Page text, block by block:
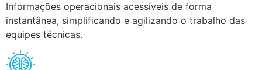
Informações operacionais acessíveis de forma
instantânea, simplificando e agilizando o trabalho das
equipes técnicas.